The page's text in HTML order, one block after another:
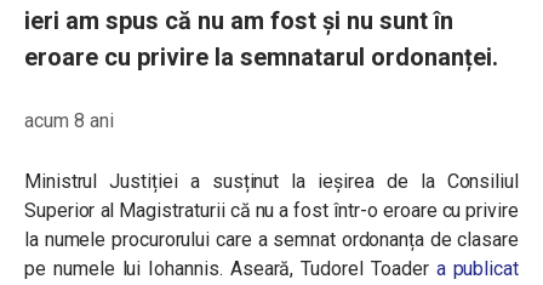
ieri am spus că nu am fost și nu sunt în
eroare cu privire la semnatarul ordonanței.
acum 8 ani
Ministrul Justiției a susținut la ieșirea de la Consiliul
Superior al Magistraturii că nu a fost într-o eroare cu privire
la numele procurorului care a semnat ordonanța de clasare
pe numele lui Iohannis. Aseară, Tudorel Toader a publicat